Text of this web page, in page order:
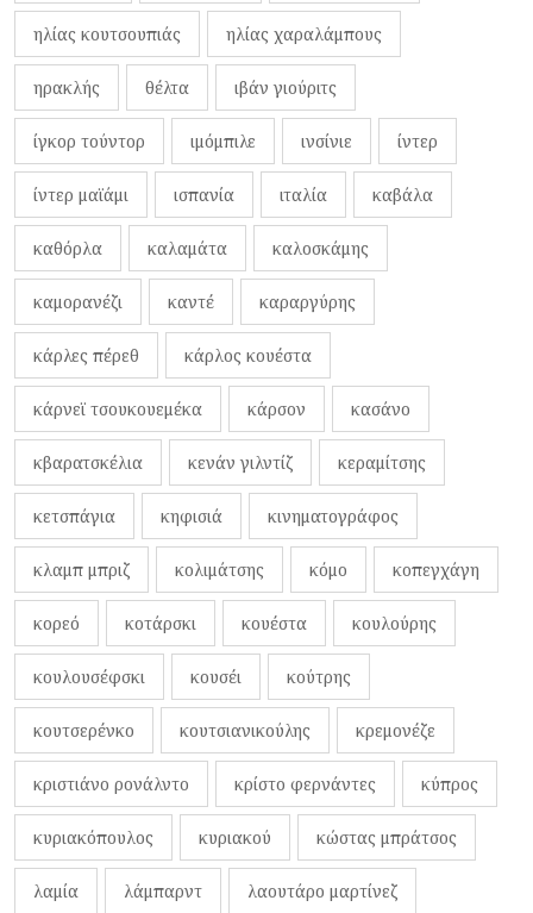
ηλίας κουτσουπιάς ηλίας χαραλάμπους
ηρακλής θέλτα ιβάν γιούριτς
ίγκορ τούντορ ιμόμπιλε ινσίνιε ίντερ
ίντερ μαϊάμι ισπανία ιταλία καβάλα
καθόρλα καλαμάτα καλοσκάμης
καμορανέζι καντέ καραργύρης
κάρλες πέρεθ κάρλος κουέστα
κάρνεϊ τσουκουεμέκα κάρσον κασάνο
κβαρατσκέλια κενάν γιλντίζ κεραμίτσης
κετσπάγια κηφισιά κινηματογράφος
κλαμπ μπριζ κολιμάτσης κόμο κοπεγχάγη
κορεό κοτάρσκι κουέστα κουλούρης
κουλουσέφσκι κουσέι κούτρης
κουτσερένκο κουτσιανικούλης κρεμονέζε
κριστιάνο ρονάλντο κρίστο φερνάντες κύπρος
κυριακόπουλος κυριακού κώστας μπράτσος
λαμία λάμπαρντ λαουτάρο μαρτίνεζ